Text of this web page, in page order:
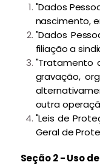
"Dados
nascimento,
"Dados
filiação a
"Tratamento
gravação,
outra
"Leis de
Geral de
Seção 2 - Uso